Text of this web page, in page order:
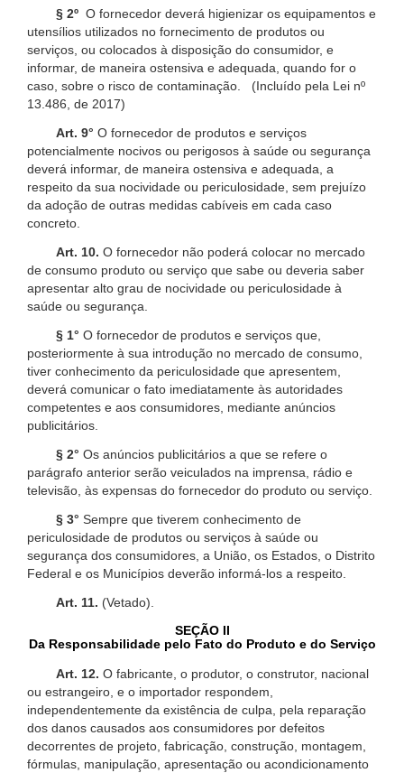
§ 2º O fornecedor deverá higienizar os equipamentos e
utensílios utilizados no fornecimento de produtos ou
serviços, ou colocados à disposição do consumidor, e
informar, de maneira ostensiva e adequada, quando for o
caso, sobre o risco de contaminação. (Incluído pela Lei nº
13.486, de 2017)
Art. 9° O fornecedor de produtos e serviços
potencialmente nocivos ou perigosos à saúde ou segurança
deverá informar, de maneira ostensiva e adequada, a
respeito da sua nocividade ou periculosidade, sem prejuízo
da adoção de outras medidas cabíveis em cada caso
concreto.
Art. 10. O fornecedor não poderá colocar no mercado
de consumo produto ou serviço que sabe ou deveria saber
apresentar alto grau de nocividade ou periculosidade à
saúde ou segurança.
§ 1° O fornecedor de produtos e serviços que,
posteriormente à sua introdução no mercado de consumo,
tiver conhecimento da periculosidade que apresentem,
deverá comunicar o fato imediatamente às autoridades
competentes e aos consumidores, mediante anúncios
publicitários.
§ 2° Os anúncios publicitários a que se refere o
parágrafo anterior serão veiculados na imprensa, rádio e
televisão, às expensas do fornecedor do produto ou serviço.
§ 3° Sempre que tiverem conhecimento de
periculosidade de produtos ou serviços à saúde ou
segurança dos consumidores, a União, os Estados, o Distrito
Federal e os Municípios deverão informá-los a respeito.
Art. 11. (Vetado).
SEÇÃO II
Da Responsabilidade pelo Fato do Produto e do Serviço
Art. 12. O fabricante, o produtor, o construtor, nacional
ou estrangeiro, e o importador respondem,
independentemente da existência de culpa, pela reparação
dos danos causados aos consumidores por defeitos
decorrentes de projeto, fabricação, construção, montagem,
fórmulas, manipulação, apresentação ou acondicionamento